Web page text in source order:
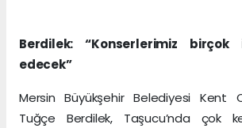
Berdilek: “Konserlerimiz
edecek”
Mersin Büyükşehir Belediyesi Kent
Tuğçe Berdilek, Taşucu’nda çok